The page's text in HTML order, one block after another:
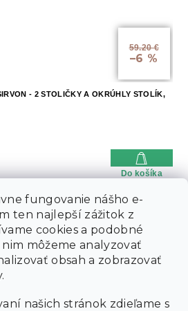
fungovanie nášho e-
ten najlepší zážitok z
cookies a podobné
môžeme analyzovať
obsah a zobrazovať
našich stránok zdieľame s
59.20 €
–6 %
- 2 STOLIČKY A OKRÚHLY STOLÍK,
Do košíka